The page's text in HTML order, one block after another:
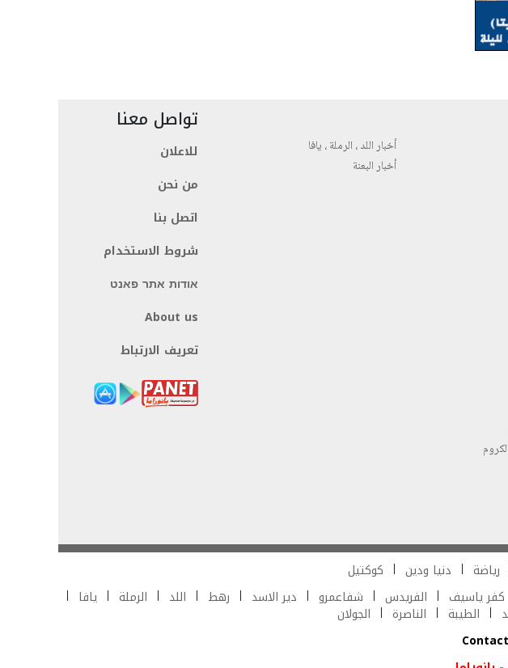
أخبار اللد ، الرملة ، يافا
أخبار البعنة
تواصل معنا
للاعلان
من نحن
اتصل بنا
شروط الاستخدام
אודות אתר פאנט
About us
تعريف الارتباط
رياضة دنيا ودين
كوكتيل
كفر ياسيف الفريدس شفاعمرو دير الاسد رهط اللد الرملة يافا
الطيبة الناصرة
الجولان